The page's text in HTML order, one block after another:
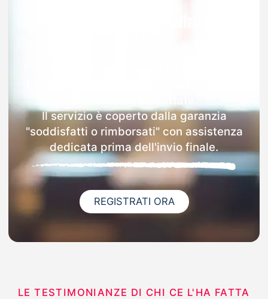
Il servizio è coperto dalla garanzia
"soddisfatti o rimborsati" con assistenza
dedicata prima dell'invio finale.
REGISTRATI ORA
LE TESTIMONIANZE DI CHI CE L'HA FATTA